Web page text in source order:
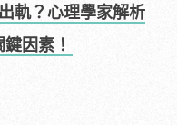
軌？心理學家解析
因素！